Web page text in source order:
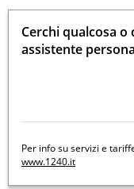
Cerchi qualcosa
assistente
Per info su servizi e
www.1240.it